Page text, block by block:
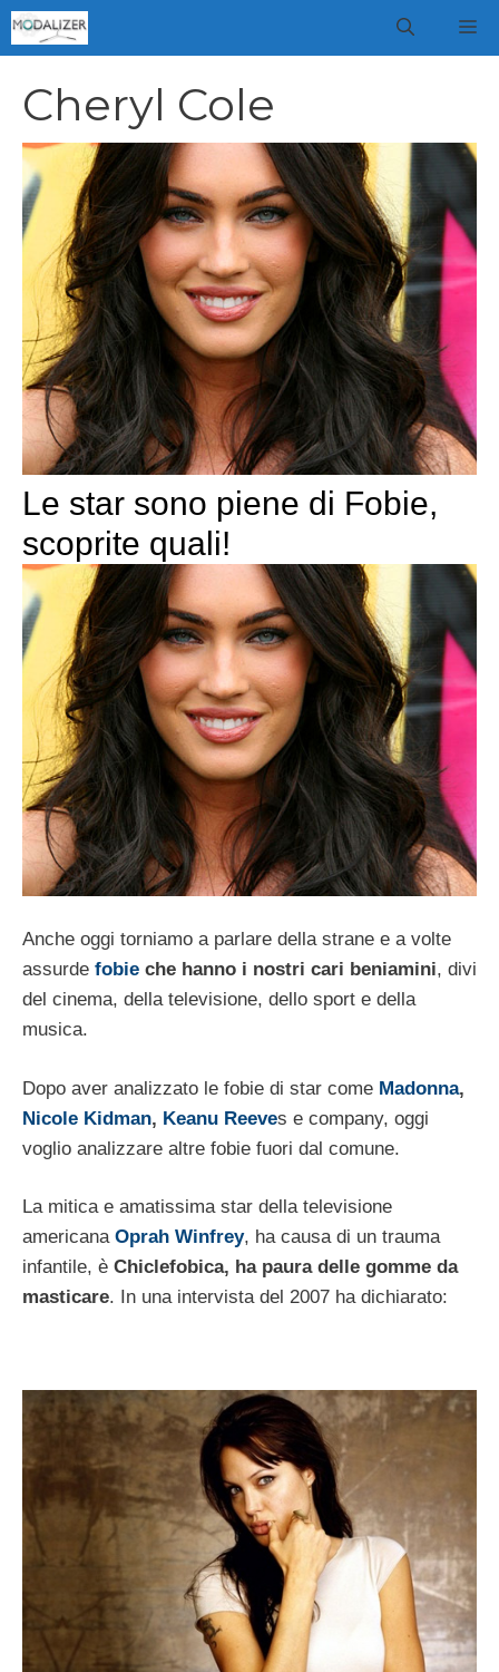
Vai
al
Cheryl Cole
Le star sono piene di Fobie,
scoprite quali!
Anche oggi torniamo a parlare della strane e a volte
assurde fobie che hanno i nostri cari beniamini, divi
del cinema, della televisione, dello sport e della
musica.
Dopo aver analizzato le fobie di star come Madonna,
Nicole Kidman, Keanu Reeves e company, oggi
voglio analizzare altre fobie fuori dal comune.
La mitica e amatissima star della televisione
americana Oprah Winfrey, ha causa di un trauma
infantile, è Chiclefobica, ha paura delle gomme da
masticare. In una intervista del 2007 ha dichiarato: